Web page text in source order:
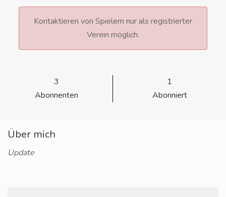
Kontaktieren von Spielern nur als registrierter
Verein möglich.
3
Abonnenten
1
Abonniert
Über mich
Update